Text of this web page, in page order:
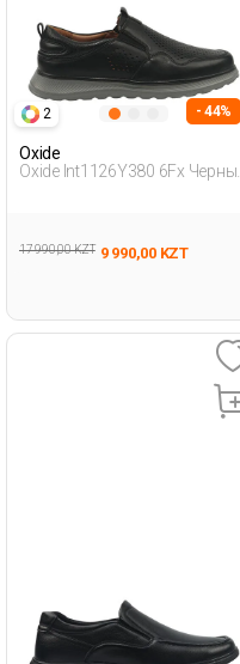
2 - 44%
Oxide
Oxide Int1126Y380 6Fx Черный
17 990,00 KZT 9 990,00 KZT